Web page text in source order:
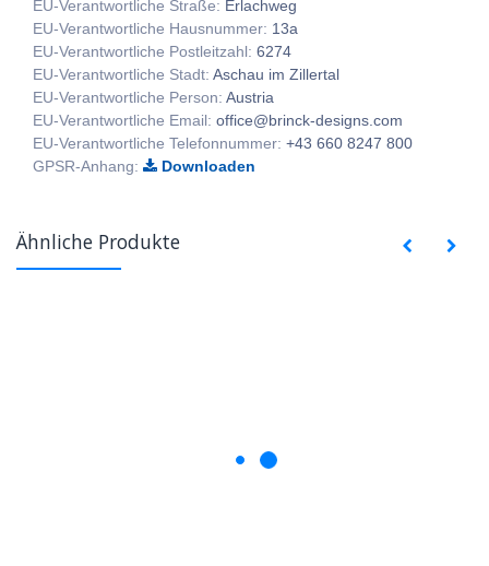
EU-Verantwortliche Straße: Erlachweg
EU-Verantwortliche Hausnummer: 13a
EU-Verantwortliche Postleitzahl: 6274
EU-Verantwortliche Stadt: Aschau im Zillertal
EU-Verantwortliche Person: Austria
EU-Verantwortliche Email: office@brinck-designs.com
EU-Verantwortliche Telefonnummer: +43 660 8247 800
GPSR-Anhang:
Downloaden
Ähnliche Produkte